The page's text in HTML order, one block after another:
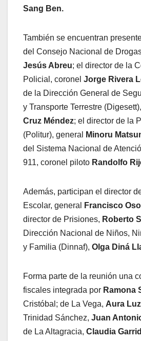
Sang Ben.
También se encuentran
del Consejo Nacional de
Jesús Abreu; el director de la
Policial, coronel Jorge Rivera
de la Dirección General de
y Transporte Terrestre
Cruz Méndez; el director de la
(Politur), general
Minoru
del Sistema Nacional de
911, coronel piloto Randolfo
Además, participan el director
Escolar, general
Francisco
director de Prisiones, Roberto
Dirección Nacional de Niños,
y Familia (Dinnaf), Olga Diná
Forma parte de la reunión una
fiscales integrada por Ramona
Cristóbal; de La Vega, Aura
Trinidad Sánchez, Juan
de La Altagracia, Claudia